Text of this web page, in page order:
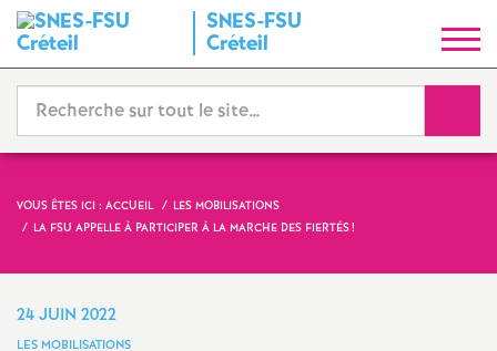
SNES-FSU
Créteil
y
n
i
VOUS ÊTES ICI : ACCUEIL
LES MOBILISATIONS
LA FSU APPELLE À PARTICIPER À LA MARCHE DES FIERTÉS!
24 JUIN 2022
LES MOBILISATIONS